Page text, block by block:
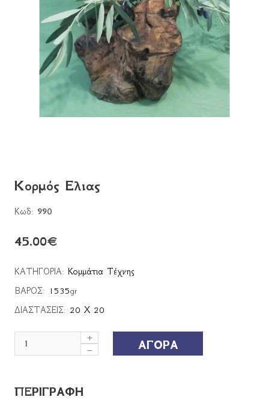
Κορμός Ελιας
Κωδ: 990
45.00€
ΚΑΤΗΓΟΡΙΑ: Κομμάτια Τέχνης
ΒΑΡΟΣ: 1535gr
ΔΙΑΣΤΑΣΕΙΣ: 20 Χ 20
ΑΓΟΡΑ
ΠΕΡΙΓΡΑΦΗ